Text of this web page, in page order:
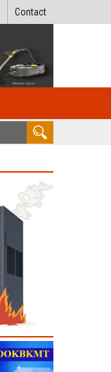
Contact